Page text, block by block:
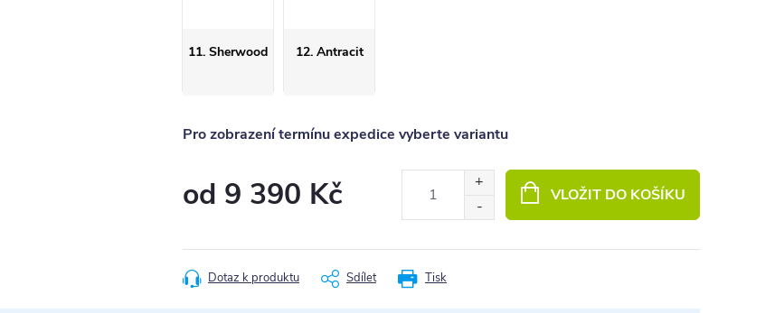
11. Sherwood 12. Antracit
Pro zobrazení termínu expedice vyberte variantu
od 9 390 Kč VLOŽIT DO KOŠÍKU
Tisk
Dotaz k produktu Sdílet